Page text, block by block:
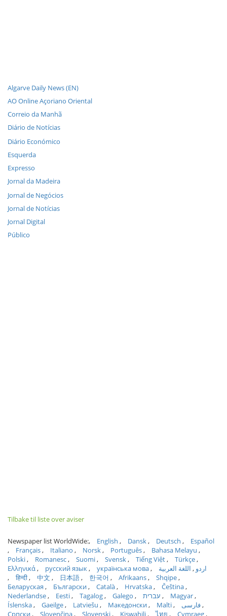
Algarve Daily News (EN)
AO Online Açoriano Oriental
Correio da Manhã
Diário de Notícias
Diário Económico
Esquerda
Expresso
Jornal da Madeira
Jornal de Negócios
Jornal de Notícias
Jornal Digital
Público
Tilbake til liste over aviser
Newspaper list WorldWide: English Dansk Deutsch
Español
Français
Italiano Norsk Português
Bahasa Melayu
Polski
Romanesc Suomi Svensk Tiếng Việt
Türkçe
Ελληνικά
русский язык українська мова اردو
اللغة العربية
हिन्दी
中文 日本語 한국어 Afrikaans
Shqipe
Беларуская
Български Català Hrvatska
Čeština
Nederlandse
Eesti Tagalog Galego עברית
Magyar
Íslenska
Gaeilge Latviešu Македонски Malti
فارسی
Српски
Slovenčina Slovenski Kiswahili ไทย Cymraeg